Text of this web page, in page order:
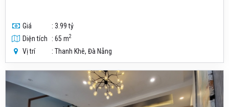
Giá
: 3.99 tỷ
Diện tích
: 65 m2
Vị trí : Thanh Khê, Đà Nẵng